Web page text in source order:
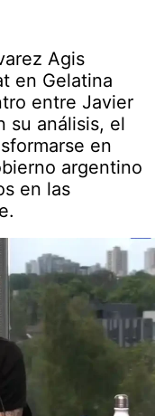
Agis
en Gelatina
entre Javier
su análisis, el
en
argentino
en las